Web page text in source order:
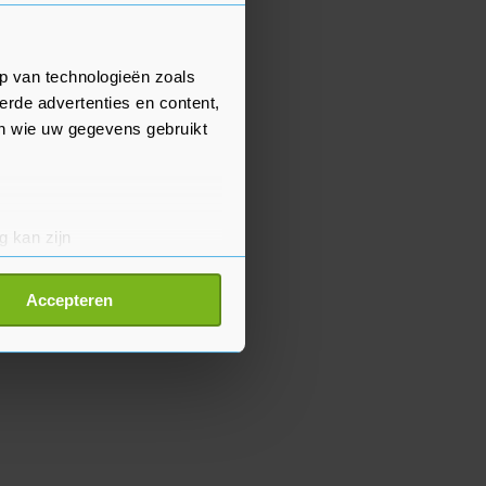
van technologieën zoals
advertenties en content,
wie uw gegevens gebruikt
kan zijn
detailgedeelte
Accepteren